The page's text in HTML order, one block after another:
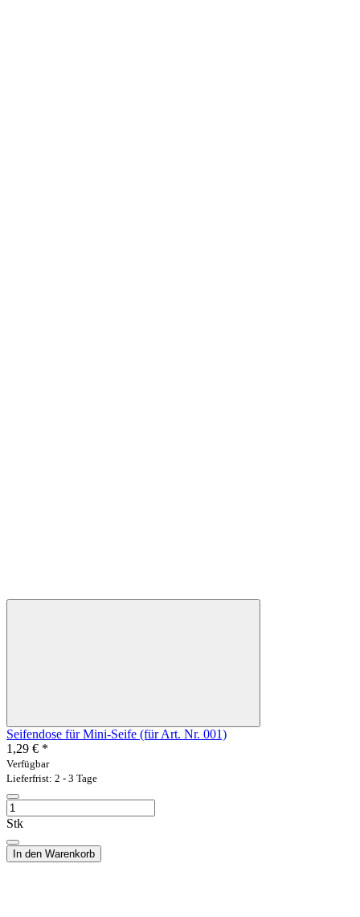
Seifendose für Mini-Seife (für Art. Nr. 001)
1,29 € *
Verfügbar
Lieferfrist: 2 - 3 Tage
Stk
In den Warenkorb